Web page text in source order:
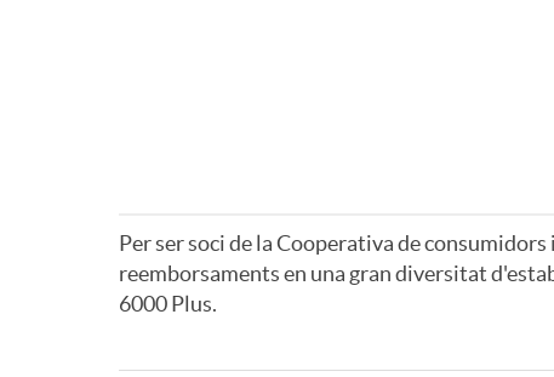
Per ser soci de la Cooperativa de
reemborsaments en una gran diversitat
6000 Plus.